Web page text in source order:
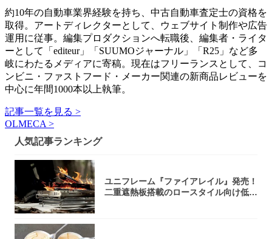
約10年の自動車業界経験を持ち、中古自動車査定士の資格を
取得。アートディレクターとして、ウェブサイト制作や広告
運用に従事。編集プロダクションへ転職後、編集者・ライタ
ーとして「editeur」「SUUMOジャーナル」「R25」など多
岐にわたるメディアに寄稿。現在はフリーランスとして、コ
ンビニ・ファストフード・メーカー関連の新商品レビューを
中心に年間1000本以上執筆。
記事一覧を見る >
OLMECA >
人気記事ランキング
ユニフレーム『ファイアレイル』発売！
二重遮熱板搭載のロースタイル向け低型